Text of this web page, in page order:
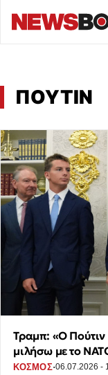
ΠΟΥΤΙΝ
Τραμπ: «Ο Πούτιν
μιλήσω με το
ΚΟΣΜΟΣ·06.07.2026 -